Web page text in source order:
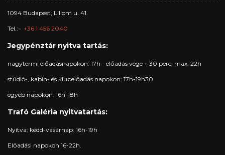
1094 Budapest, Liliom u. 41.
Tel.: +36 1 456 2040
Jegypénztár nyitva tartás:
nagytermi előadásnapokon: 17h - előadás vége + 30 perc, max. 22h
stúdió-, kabin- és klubelőadás napokon: 17h-19h30
egyéb napokon: 16h-18h
Trafó Galéria nyitvatartás:
Nyitva: kedd-vasárnap: 16h-19h
Előadási napokon 16-22h.